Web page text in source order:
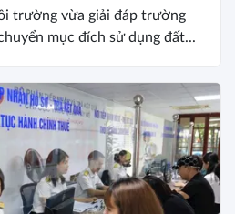
trường vừa giải đáp trường
mục đích sử dụng đất...